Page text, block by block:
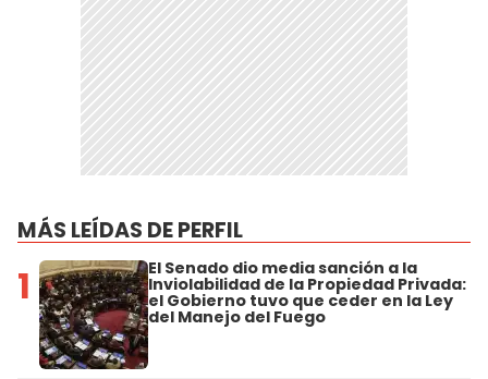
MÁS LEÍDAS DE PERFIL
1 El Senado dio media sanción a la
Inviolabilidad de la Propiedad Privada:
el Gobierno tuvo que ceder en la Ley
del Manejo del Fuego